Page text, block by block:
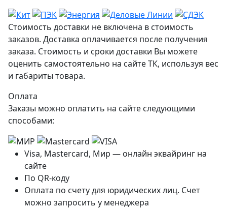
Стоимость доставки не включена в стоимость
заказов. Доставка оплачивается после получения
заказа. Стоимость и сроки доставки Вы можете
оценить самостоятельно на сайте ТК, используя вес
и габариты товара.
Оплата
Заказы можно оплатить на сайте следующими
способами:
Visa, Mastercard, Мир — онлайн эквайринг на
сайте
По QR-коду
Оплата по счету для юридических лиц. Счет
можно запросить у менеджера